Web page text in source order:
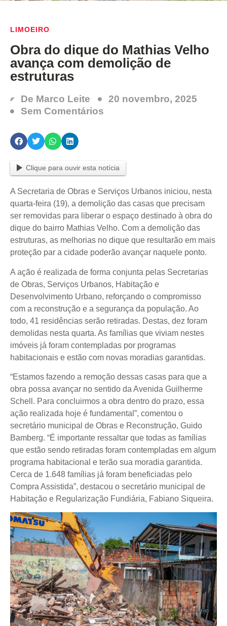
LIMOEIRO
Obra do dique do Mathias Velho
avança com demolição de
estruturas
De Marco Leite
20 novembro, 2025
Sem Comentários
Clique para ouvir esta notícia
A Secretaria de Obras e Serviços Urbanos iniciou, nesta
quarta-feira (19), a demolição das casas que precisam
ser removidas para liberar o espaço destinado à obra do
dique do bairro Mathias Velho. Com a demolição das
estruturas, as melhorias no dique que resultarão em mais
proteção par a cidade poderão avançar naquele ponto.
A ação é realizada de forma conjunta pelas Secretarias
de Obras, Serviços Urbanos, Habitação e
Desenvolvimento Urbano, reforçando o compromisso
com a reconstrução e a segurança da população. Ao
todo, 41 residências serão retiradas. Destas, dez foram
demolidas nesta quarta. As famílias que viviam nestes
imóveis já foram contempladas por programas
habitacionais e estão com novas moradias garantidas.
“Estamos fazendo a remoção dessas casas para que a
obra possa avançar no sentido da Avenida Guilherme
Schell. Para concluirmos a obra dentro do prazo, essa
ação realizada hoje é fundamental”, comentou o
secretário municipal de Obras e Reconstrução, Guido
Bamberg. “É importante ressaltar que todas as famílias
que estão sendo retiradas foram contempladas em algum
programa habitacional e terão sua moradia garantida.
Cerca de 1.648 famílias já foram beneficiadas pelo
Compra Assistida”, destacou o secretário municipal de
Habitação e Regularização Fundiária, Fabiano Siqueira.